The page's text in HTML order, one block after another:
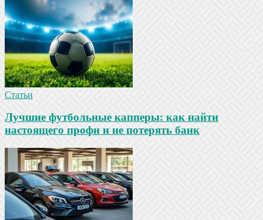
Статьи
Лучшие футбольные капперы: как найти
настоящего профи и не потерять банк